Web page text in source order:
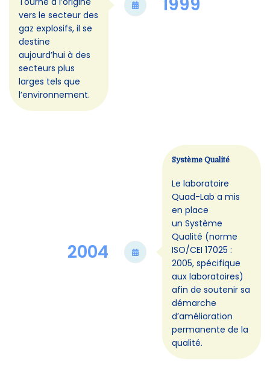
vers le secteur des
gaz explosifs, il se
destine
aujourd’hui à des
secteurs plus
larges tels que
l’environnement.
1999
Système Qualité
Le laboratoire
Quad-Lab a mis
en place
un Système
Qualité (norme
ISO/CEI 17025 :
2005, spécifique
aux laboratoires)
afin de soutenir sa
démarche
d’amélioration
permanente de la
qualité.
2004